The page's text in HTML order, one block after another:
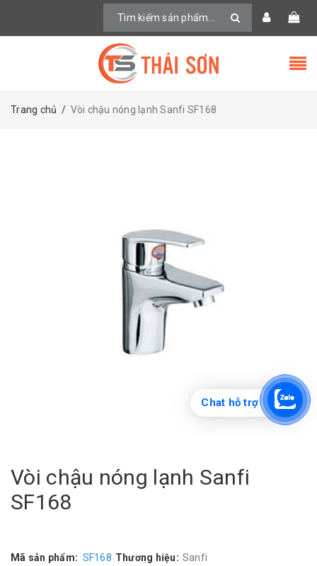
Trang chủ / Vòi chậu nóng lạnh Sanfi SF168
Vòi chậu nóng lạnh Sanfi
SF168
Mã sản phẩm: SF168 Thương hiệu: Sanfi
Chat hỗ trợ